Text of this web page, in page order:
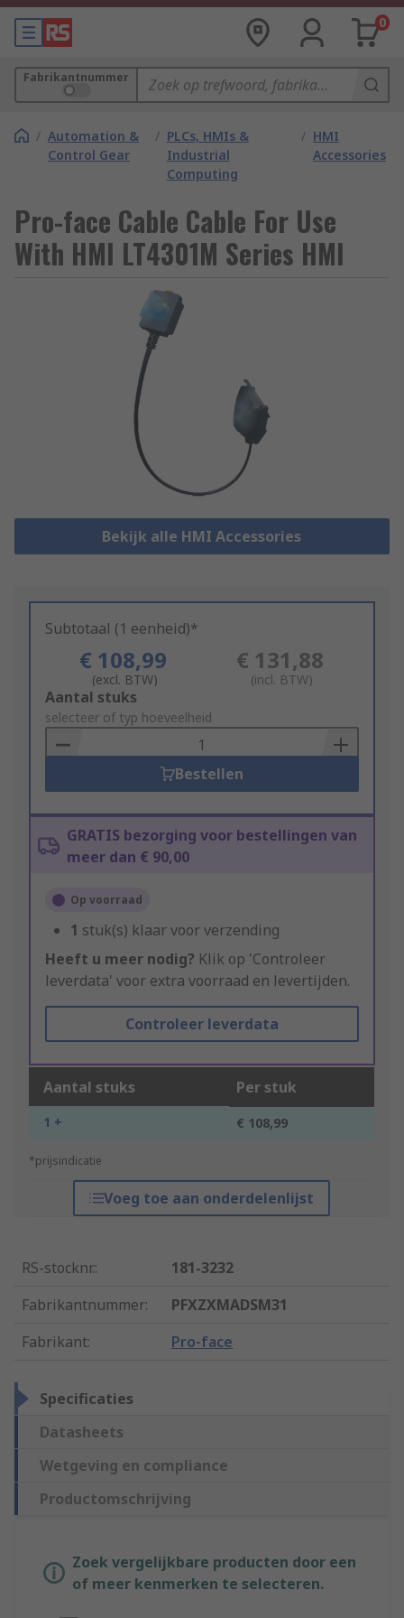
0
Fabrikantnummer
/ Automation &
Control Gear
/ PLCs, HMIs &
Industrial
Computing
/ HMI
Accessories
Pro-face Cable Cable For Use
With HMI LT4301M Series HMI
Bekijk alle HMI Accessories
Subtotaal (1 eenheid)*
€ 108,99
(excl. BTW)
€ 131,88
(incl. BTW)
Add
to
Basket
Aantal stuks
selecteer of typ hoeveelheid
Bestellen
GRATIS bezorging voor bestellingen van
meer dan € 90,00
Op voorraad
1 stuk(s) klaar voor verzending
Heeft u meer nodig? Klik op 'Controleer
leverdata' voor extra voorraad en levertijden.
Controleer leverdata
Aantal stuks Per stuk
1 + € 108,99
*prijsindicatie
Voeg toe aan onderdelenlijst
RS-stocknr.:
181-3232
Fabrikantnummer:
PFXZXMADSM31
Fabrikant: Pro-face
Specificaties
Datasheets
Wetgeving en compliance
Productomschrijving
Zoek vergelijkbare producten door een
of meer kenmerken te selecteren.